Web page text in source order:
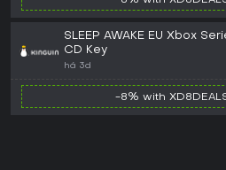
SLEEP AWAKE EU Xbox
CD Key
há 3d
-8% with